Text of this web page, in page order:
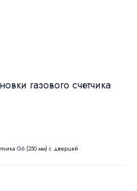
газового счетчика
G6 (250 мм) с дверцей